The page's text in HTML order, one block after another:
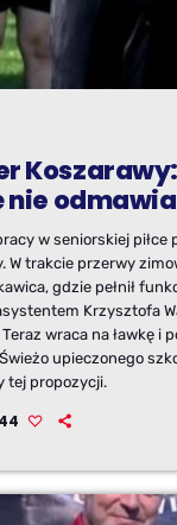
nie odmawia
w seniorskiej piłce
W trakcie przerwy
gdzie pełnił
Krzysztofa
wraca na ławkę i
upieczonego
tej propozycji.